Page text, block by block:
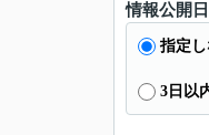
情報公開日
指定
3日以